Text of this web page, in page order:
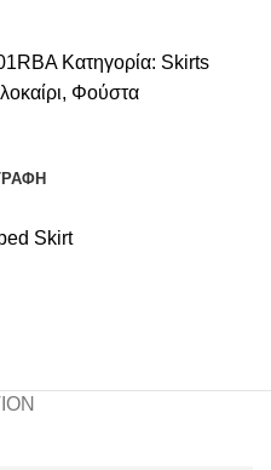
Κατηγορία: Skirts
, Φούστα
Skirt